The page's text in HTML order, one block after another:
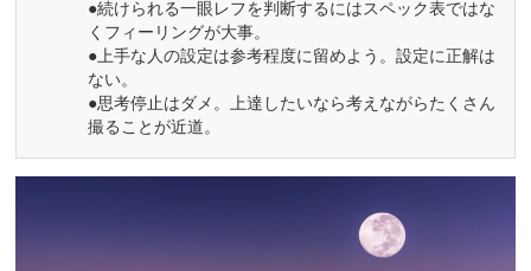
●続けられる一眼レフを判断するにはスペック表ではな
くフィーリングが大事。
●上手な人の設定は参考程度に留めよう。設定に正解は
ない。
●思考停止はダメ。上達したいなら考えながらたくさん
撮ることが近道。